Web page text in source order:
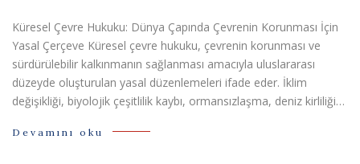
Küresel Çevre Hukuku: Dünya Çapında Çevrenin Korunması İçin
Yasal Çerçeve Küresel çevre hukuku, çevrenin korunması ve
sürdürülebilir kalkınmanın sağlanması amacıyla uluslararası
düzeyde oluşturulan yasal düzenlemeleri ifade eder. İklim
değişikliği, biyolojik çeşitlilik kaybı, ormansızlaşma, deniz kirliliği…
Devamını oku